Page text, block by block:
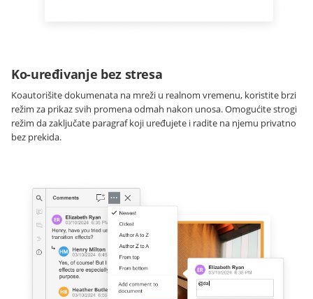
Ko-uređivanje bez stresa
Koautorišite dokumenata na mreži u realnom vremenu, koristite brzi
režim za prikaz svih promena odmah nakon unosa. Omogućite strogi
režim da zaključate paragraf koji uređujete i radite na njemu privatno
bez prekida.